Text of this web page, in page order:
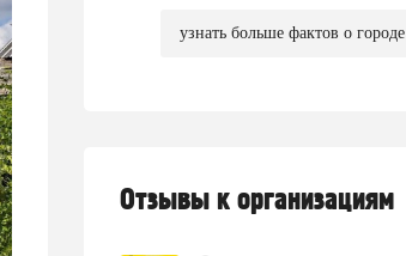
узнать больше фактов о городе
Отзывы к организациям